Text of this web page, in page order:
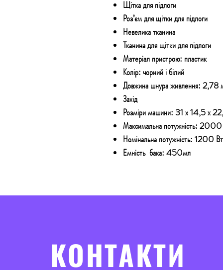
Щітка для підлоги
Роз’єм для щітки для підлоги
Невелика тканина
Тканина для щітки для підлоги
Матеріал пристрою: пластик
Колір: чорний і білий
Довжина шнура живлення: 2,78
Захід
Розміри машини: 31 х 14,5 х
Максимальна потужність:
Номінальна потужність: 1200 Вт
Емність бака: 450мл
КОНТАКТИ